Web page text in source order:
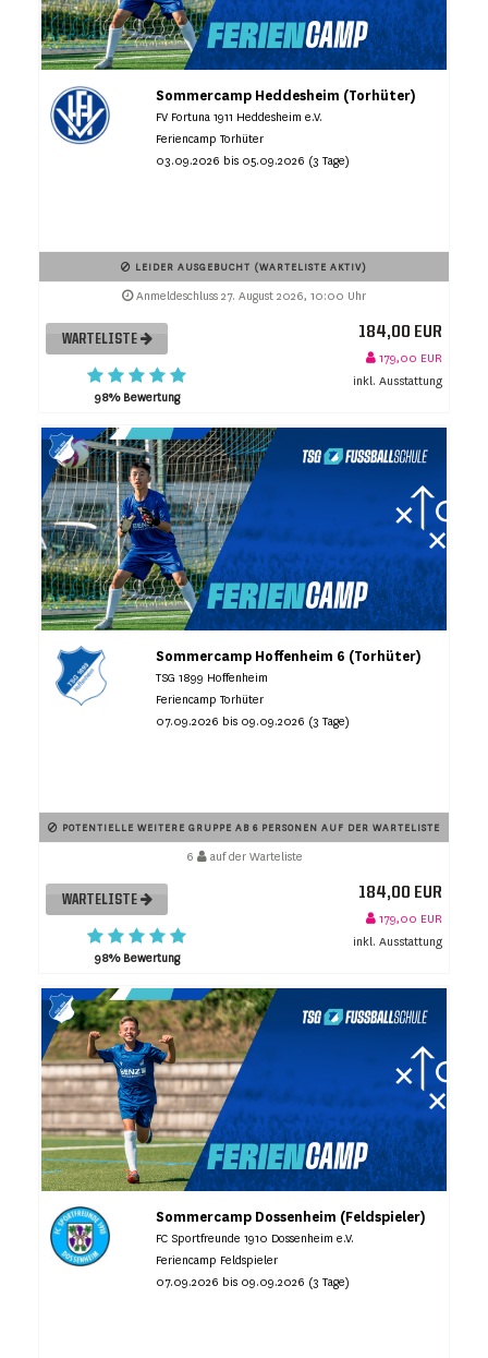
Sommercamp Heddesheim (Torhüter)
FV Fortuna 1911 Heddesheim e.V.
Feriencamp Torhüter
03.09.2026 bis 05.09.2026 (3 Tage)
LEIDER AUSGEBUCHT (WARTELISTE AKTIV)
Anmeldeschluss 27. August 2026, 10:00 Uhr
WARTELISTE
98% Bewertung
184,00 EUR
179,00 EUR
inkl. Ausstattung
Sommercamp Hoffenheim 6 (Torhüter)
TSG 1899 Hoffenheim
Feriencamp Torhüter
07.09.2026 bis 09.09.2026 (3 Tage)
POTENTIELLE WEITERE GRUPPE AB 6 PERSONEN AUF DER WARTELISTE
6 auf der Warteliste
WARTELISTE
98% Bewertung
184,00 EUR
179,00 EUR
inkl. Ausstattung
Sommercamp Dossenheim (Feldspieler)
FC Sportfreunde 1910 Dossenheim e.V.
Feriencamp Feldspieler
07.09.2026 bis 09.09.2026 (3 Tage)